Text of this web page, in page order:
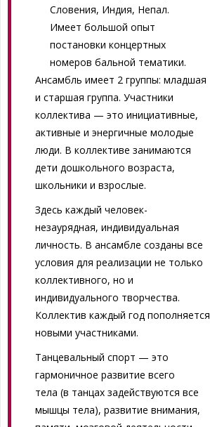
Словения, Индия, Непал.
Имеет большой опыт
постановки концертных
номеров бальной тематики.
Ансамбль имеет 2 группы: младшая
и старшая группа. Участники
коллектива — это инициативные,
активные и энергичные молодые
люди. В коллективе занимаются
дети дошкольного возраста,
школьники и взрослые.
Здесь каждый человек-
незаурядная, индивидуальная
личность. В ансамбле созданы все
условия для реализации не только
коллективного, но и
индивидуального творчества.
Коллектив каждый год пополняется
новыми участниками.
Танцевальный спорт — это
гармоничное развитие всего
тела (в танцах задействуются все
мышцы тела), развитие внимания,